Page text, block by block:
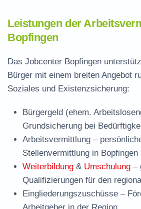
Leistungen der
Bopfingen
Das Jobcenter Bopfingen
Bürger mit einem breiten Angebot
Soziales und Existenzsicherung:
Bürgergeld (ehem.
Grundsicherung bei
Arbeitsvermittlung –
Stellenvermittlung in Bopfingen
Weiterbildung & Umschulung –
Qualifizierungen für den
Eingliederungszuschüsse –